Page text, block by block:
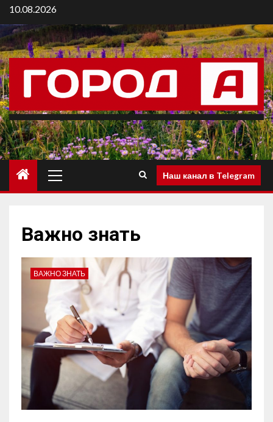
10.08.2026
Наш канал в Telegram
Важно знать
ВАЖНО ЗНАТЬ